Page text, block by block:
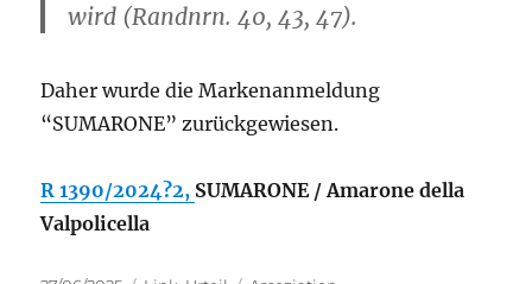
wird (Randnrn. 40, 43, 47).
Daher wurde die Markenanmeldung
“SUMARONE” zurückgewiesen.
R 1390/2024?2, SUMARONE / Amarone della
Valpolicella